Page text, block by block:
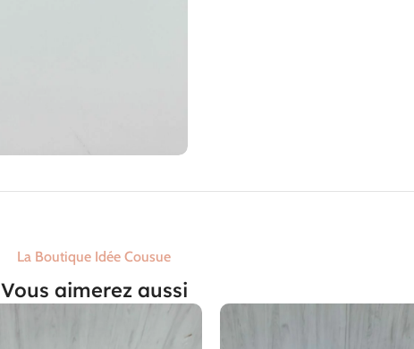
La Boutique Idée Cousue
Vous aimerez aussi